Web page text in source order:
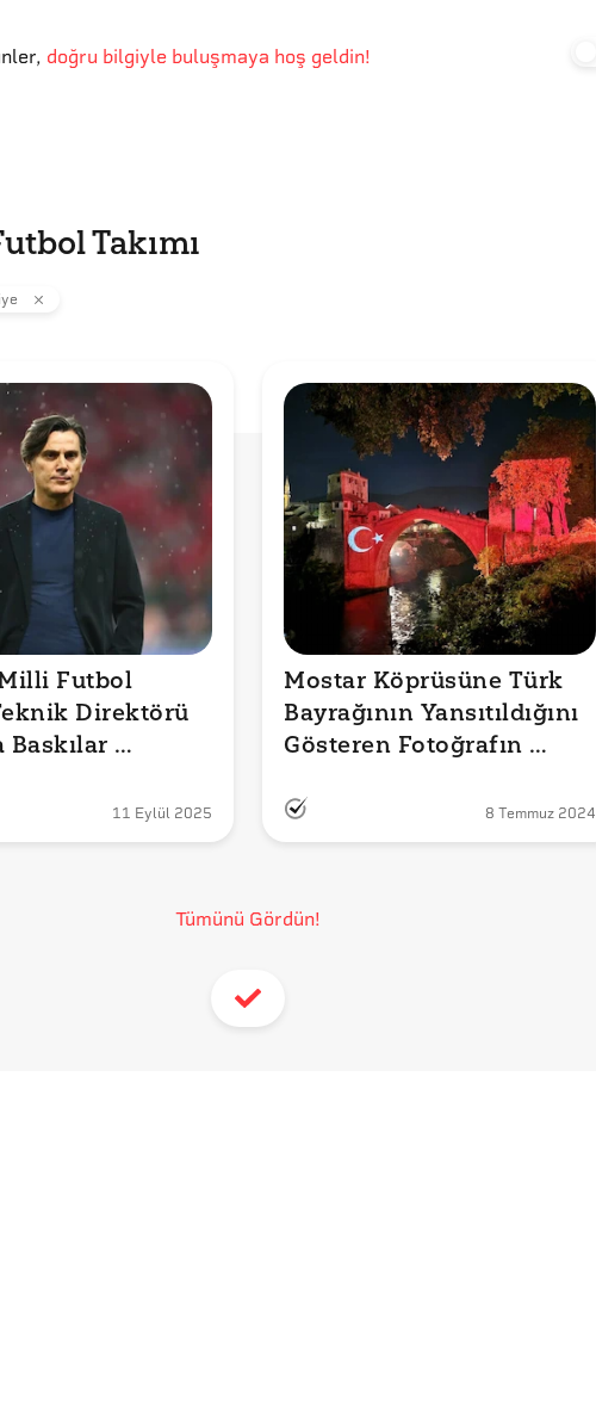
, doğru bilgiyle buluşmaya hoş geldin!
Takımı
Futbol
Direktörü
Dair
Yaptı mı?
11 Eylül 2025
Mostar Köprüsüne Türk
Bayrağının Yansıtıldığını
Gösteren Fotoğrafın
Doğru mu?
8 Temmuz 2024
Tümünü Gördün!